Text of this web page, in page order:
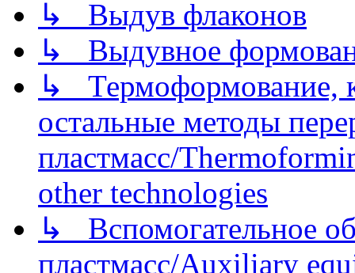
↳ Выдув флаконов
↳ Выдувное
↳ Термоформование,
остальные методы
пластмасс/
other technologies
↳ Вспомогательное
пластмасс/Auxiliary